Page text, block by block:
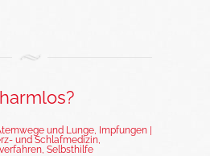
und Lunge, Impfungen |
und Schlafmedizin,
, Selbsthilfe